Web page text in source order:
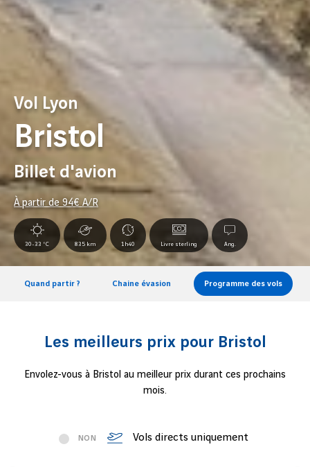
Vol Lyon
Bristol
Billet d'avion
À partir de 94€ A/R
30-33 °C 835 km 1h40 Livre sterling Ang.
Quand partir ? Chaine évasion Programme des vols
Les meilleurs prix pour Bristol
Envolez-vous à Bristol au meilleur prix durant ces prochains
mois.
NON Vols directs uniquement